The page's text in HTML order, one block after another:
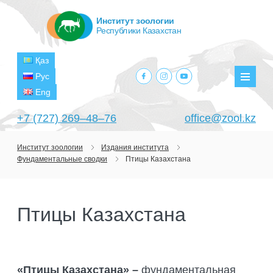
+7 (727) 269‒48‒76 office@zool.kz
Қаз
Рус
Eng
facebook.com
instagram.com
youtube.com
Институт зоологии
Республики Казахстан
ГЛАВНАЯ
ЦЕЛИ И ЗАДАЧИ
ПОДРАЗДЕЛЕНИЯ
НАУЧНО-ИССЛЕДОВАТЕЛЬСКИЕ
ТЕКУЩИЕ ПРОЕКТЫ
Институт зоологии
Издания института
Фундаментальные сводки
Птицы Казахстана
Птицы Казахстана
«Птицы Казахстана» – фундаментальная